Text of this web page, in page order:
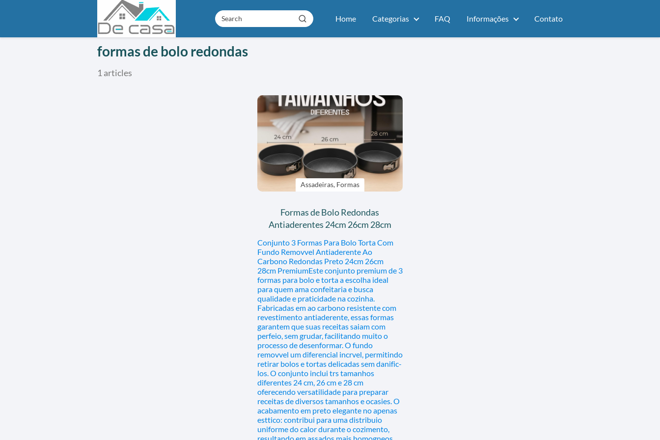
Home Categorias FAQ Informações Contato
formas de bolo redondas
1 articles
Assadeiras, Formas
Formas de Bolo Redondas
Antiaderentes 24cm 26cm 28cm
Conjunto 3 Formas Para Bolo Torta Com
Fundo Removvel Antiaderente Ao
Carbono Redondas Preto 24cm 26cm
28cm PremiumEste conjunto premium de 3
formas para bolo e torta a escolha ideal
para quem ama confeitaria e busca
qualidade e praticidade na cozinha.
Fabricadas em ao carbono resistente com
revestimento antiaderente, essas formas
garantem que suas receitas saiam com
perfeio, sem grudar, facilitando muito o
processo de desenformar. O fundo
removvel um diferencial incrvel, permitindo
retirar bolos e tortas delicadas sem danific-
los. O conjunto inclui trs tamanhos
diferentes 24 cm, 26 cm e 28 cm
oferecendo versatilidade para preparar
receitas de diversos tamanhos e ocasies. O
acabamento em preto elegante no apenas
esttico: contribui para uma distribuio
uniforme do calor durante o cozimento,